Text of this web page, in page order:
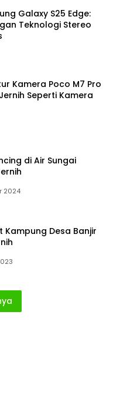
Galaxy S25 Edge:
Teknologi Stereo
Kamera Poco M7 Pro
Seperti Kamera
di Air Sungai
2024
Kampung Desa Banjir